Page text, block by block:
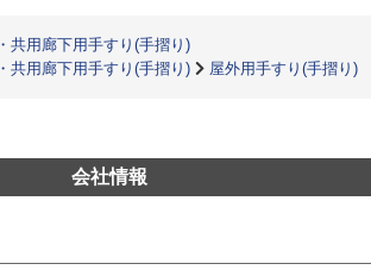
共用廊下用手すり(手摺り)
共用廊下用手すり(手摺り) 屋外用手すり(手摺り)
会社情報